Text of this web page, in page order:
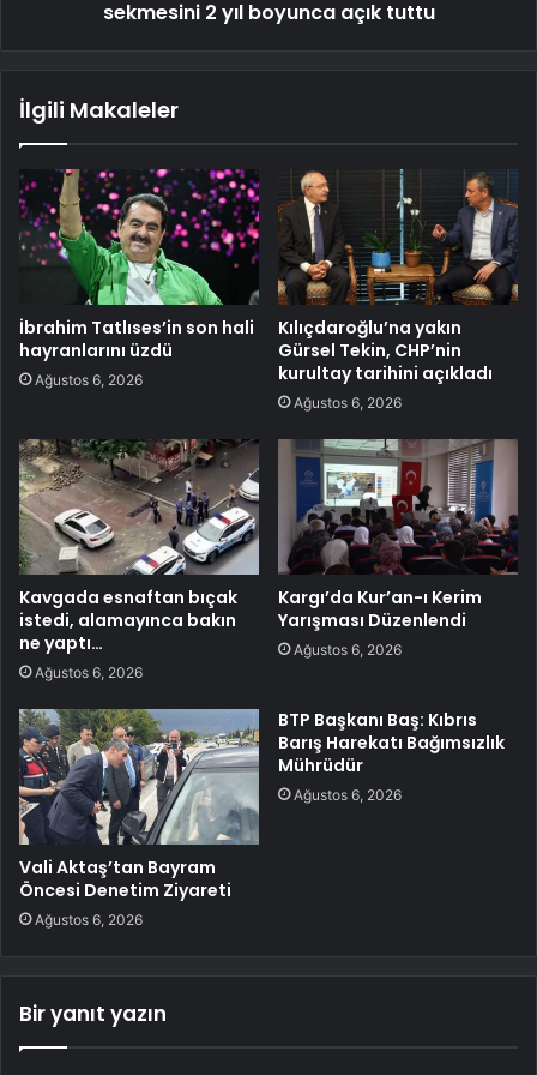
sekmesini 2 yıl boyunca açık tuttu
İlgili Makaleler
İbrahim Tatlıses’in son hali
hayranlarını üzdü
Ağustos 6, 2026
Kılıçdaroğlu’na yakın
Gürsel Tekin, CHP’nin
kurultay tarihini açıkladı
Ağustos 6, 2026
Kavgada esnaftan bıçak
istedi, alamayınca bakın
ne yaptı…
Ağustos 6, 2026
Kargı’da Kur’an-ı Kerim
Yarışması Düzenlendi
Ağustos 6, 2026
Vali Aktaş’tan Bayram
Öncesi Denetim Ziyareti
Ağustos 6, 2026
BTP Başkanı Baş: Kıbrıs
Barış Harekatı Bağımsızlık
Mührüdür
Ağustos 6, 2026
Bir yanıt yazın